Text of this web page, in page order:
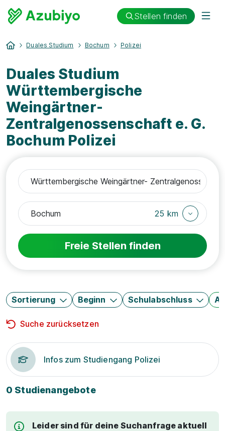
Stellen finden
Duales Studium Bochum Polizei
Duales Studium
Württembergische
Weingärtner-
Zentralgenossenschaft e. G.
Bochum Polizei
25 km
Freie Stellen finden
Sortierung Beginn Schulabschluss
Suche zurücksetzen
Infos zum Studiengang Polizei
0 Studienangebote
Leider sind für deine Suchanfrage aktuell